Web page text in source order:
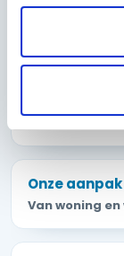
Van eerste
Alle
Onze
Van woning